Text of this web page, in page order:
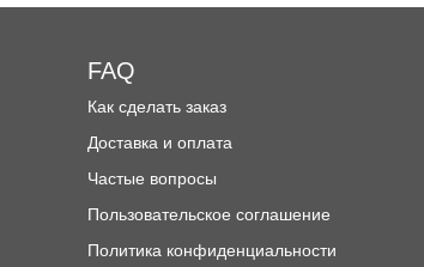
FAQ
Как сделать заказ
Доставка и оплата
Частые вопросы
Пользовательское соглашение
Политика конфиденциальности